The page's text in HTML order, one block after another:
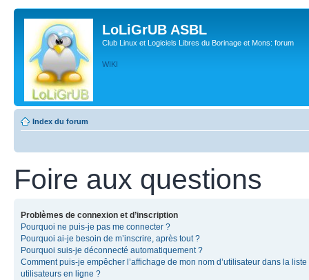
LoLiGrUB ASBL
Club Linux et Logiciels Libres du Borinage et Mons: forum
WIKI
Index du forum
Foire aux questions
Problèmes de connexion et d’inscription
Pourquoi ne puis-je pas me connecter ?
Pourquoi ai-je besoin de m’inscrire, après tout ?
Pourquoi suis-je déconnecté automatiquement ?
Comment puis-je empêcher l’affichage de mon nom d’utilisateur dans la liste
utilisateurs en ligne ?